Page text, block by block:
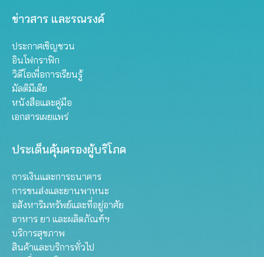
ข่าวสาร และรณรงค์
ประกาศเชิญชวน
อินโฟกราฟิก
วิดีโอเพื่อการเรียนรู้
มัลติมีเดีย
หนังสือและคู่มือ
เอกสารเผยแพร่
ประเด็นคุ้มครองผู้บริโภค
การเงินและการธนาคาร
การขนส่งและยานพาหนะ
อสังหาริมทรัพย์และที่อยู่อาศัย
อาหาร ยา และผลิตภัณฑ์ฯ
บริการสุขภาพ
สินค้าและบริการทั่วไป